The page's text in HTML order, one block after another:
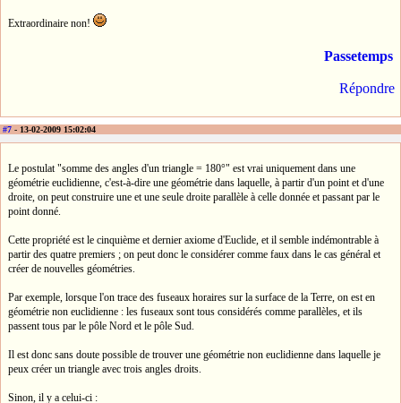
Extraordinaire non!
Passetemps
Répondre
#7 - 13-02-2009 15:02:04
Le postulat "somme des angles d'un triangle = 180°" est vrai uniquement dans une
géométrie euclidienne, c'est-à-dire une géométrie dans laquelle, à partir d'un point et d'une
droite, on peut construire une et une seule droite parallèle à celle donnée et passant par le
point donné.
Cette propriété est le cinquième et dernier axiome d'Euclide, et il semble indémontrable à
partir des quatre premiers ; on peut donc le considérer comme faux dans le cas général et
créer de nouvelles géométries.
Par exemple, lorsque l'on trace des fuseaux horaires sur la surface de la Terre, on est en
géométrie non euclidienne : les fuseaux sont tous considérés comme parallèles, et ils
passent tous par le pôle Nord et le pôle Sud.
Il est donc sans doute possible de trouver une géométrie non euclidienne dans laquelle je
peux créer un triangle avec trois angles droits.
Sinon, il y a celui-ci :